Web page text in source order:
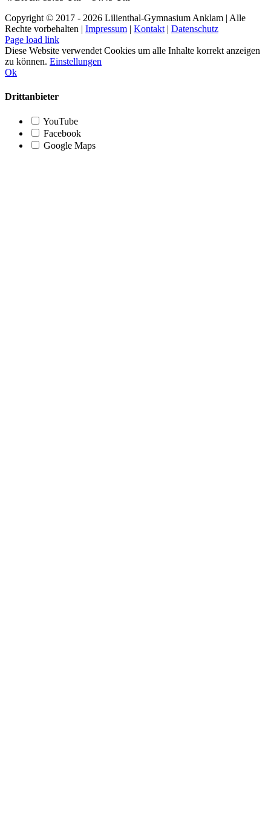
Copyright © 2017 - 2026 Lilienthal-Gymnasium Anklam | Alle
Rechte vorbehalten | Impressum | Kontakt| Datenschutz
Page load link
Diese Website verwendet Cookies um alle Inhalte korrekt anzeigen
zu können. Einstellungen
Ok
Drittanbieter
YouTube
Facebook
Google Maps